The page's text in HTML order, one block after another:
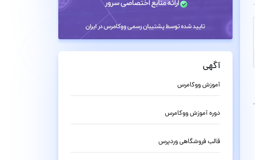
آگهی
آموزش ووکامرس
دوره آموزش ووکامرس
قالب فروشگاهی وردپرس